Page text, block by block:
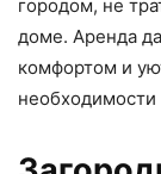
городом, не
доме. Аренда
комфортом и